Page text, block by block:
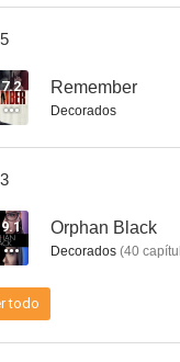
7.2 Remember
Decorados
9.1 Orphan Black
Decorados (40
todo